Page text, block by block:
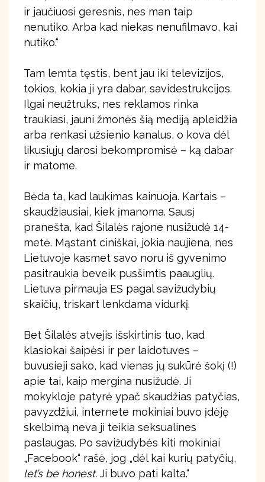
ir jaučiuosi geresnis, nes man taip
nenutiko. Arba kad niekas nenufilmavo, kai
nutiko.“
Tam lemta tęstis, bent jau iki televizijos,
tokios, kokia ji yra dabar, savidestrukcijos.
Ilgai neužtruks, nes reklamos rinka
traukiasi, jauni žmonės šią mediją apleidžia
arba renkasi užsienio kanalus, o kova dėl
likusiųjų darosi bekompromisė – ką dabar
ir matome.
Bėda ta, kad laukimas kainuoja. Kartais –
skaudžiausiai, kiek įmanoma. Sausį
pranešta, kad Šilalės rajone nusižudė 14-
metė. Mąstant ciniškai, jokia naujiena, nes
Lietuvoje kasmet savo noru iš gyvenimo
pasitraukia beveik pusšimtis paauglių.
Lietuva pirmauja ES pagal savižudybių
skaičių, triskart lenkdama vidurkį.
Bet Šilalės atvejis išskirtinis tuo, kad
klasiokai šaipėsi ir per laidotuves –
buvusieji sako, kad vienas jų sukūrė šokį (!)
apie tai, kaip mergina nusižudė. Ji
mokykloje patyrė ypač skaudžias patyčias,
pavyzdžiui, internete mokiniai buvo įdėję
skelbimą neva ji teikia seksualines
paslaugas. Po savižudybės kiti mokiniai
„Facebook“ rašė, jog „dėl kai kurių patyčių,
let’s be honest. Ji buvo pati kalta.“